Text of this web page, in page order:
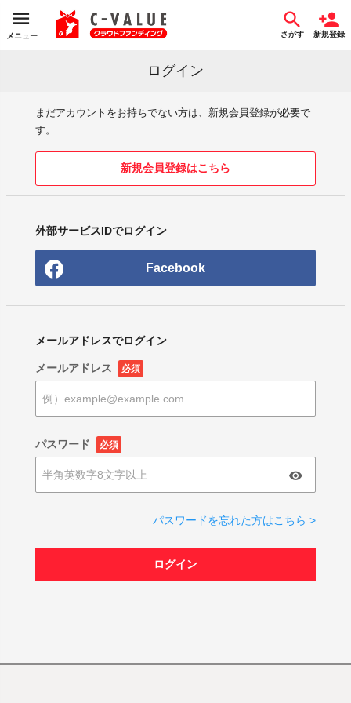
メニュー さがす 新規登録
ログイン
まだアカウントをお持ちでない方は、新規会員登録が必要で
す。
新規会員登録はこちら
外部サービスIDでログイン
Facebook
メールアドレスでログイン
メールアドレス 必須
パスワード 必須
パスワードを忘れた方はこちら >
ログイン